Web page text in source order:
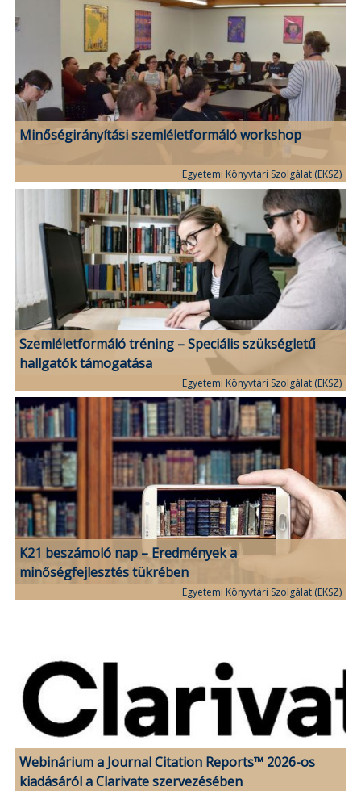
Minőségirányítási szemléletformáló workshop
Egyetemi Könyvtári Szolgálat (EKSZ)
Szemléletformáló tréning – Speciális szükségletű
hallgatók támogatása
Egyetemi Könyvtári Szolgálat (EKSZ)
K21 beszámoló nap – Eredmények a
minőségfejlesztés tükrében
Egyetemi Könyvtári Szolgálat (EKSZ)
Webinárium a Journal Citation Reports™ 2026-os
kiadásáról a Clarivate szervezésében